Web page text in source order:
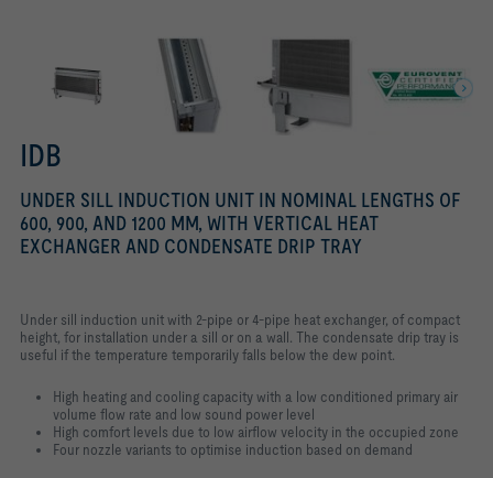
IDB
UNDER SILL INDUCTION UNIT IN NOMINAL LENGTHS OF
600, 900, AND 1200 MM, WITH VERTICAL HEAT
EXCHANGER AND CONDENSATE DRIP TRAY
Under sill induction unit with 2-pipe or 4-pipe heat exchanger, of compact
height, for installation under a sill or on a wall. The condensate drip tray is
useful if the temperature temporarily falls below the dew point.
High heating and cooling capacity with a low conditioned primary air
volume flow rate and low sound power level
High comfort levels due to low airflow velocity in the occupied zone
Four nozzle variants to optimise induction based on demand